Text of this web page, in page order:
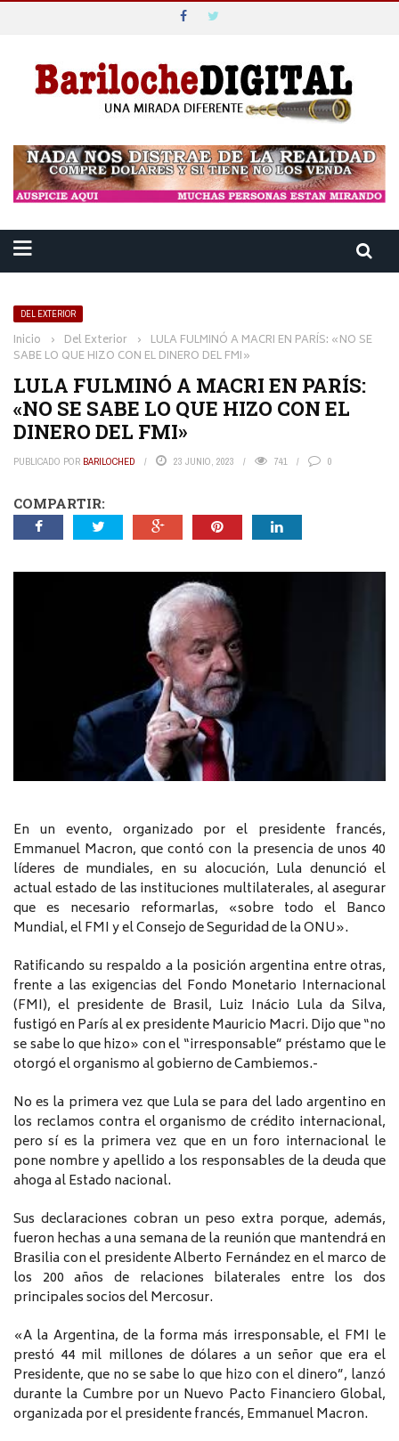
DEL EXTERIOR
Inicio › Del Exterior › LULA FULMINÓ A MACRI EN PARÍS: «NO SE
SABE LO QUE HIZO CON EL DINERO DEL FMI»
LULA FULMINÓ A MACRI EN PARÍS:
«NO SE SABE LO QUE HIZO CON EL
DINERO DEL FMI»
PUBLICADO POR BARILOCHED 23 JUNIO, 2023 741 0
COMPARTIR:
En un evento, organizado por el presidente francés,
Emmanuel Macron, que contó con la presencia de unos 40
líderes de mundiales, en su alocución, Lula denunció el
actual estado de las instituciones multilaterales, al asegurar
que es necesario reformarlas, «sobre todo el Banco
Mundial, el FMI y el Consejo de Seguridad de la ONU».
Ratificando su respaldo a la posición argentina entre otras,
frente a las exigencias del Fondo Monetario Internacional
(FMI), el presidente de Brasil, Luiz Inácio Lula da Silva,
fustigó en París al ex presidente Mauricio Macri. Dijo que “no
se sabe lo que hizo» con el “irresponsable” préstamo que le
otorgó el organismo al gobierno de Cambiemos.-
No es la primera vez que Lula se para del lado argentino en
los reclamos contra el organismo de crédito internacional,
pero sí es la primera vez que en un foro internacional le
pone nombre y apellido a los responsables de la deuda que
ahoga al Estado nacional.
Sus declaraciones cobran un peso extra porque, además,
fueron hechas a una semana de la reunión que mantendrá en
Brasilia con el presidente Alberto Fernández en el marco de
los 200 años de relaciones bilaterales entre los dos
principales socios del Mercosur.
«A la Argentina, de la forma más irresponsable, el FMI le
prestó 44 mil millones de dólares a un señor que era el
Presidente, que no se sabe lo que hizo con el dinero”, lanzó
durante la Cumbre por un Nuevo Pacto Financiero Global,
organizada por el presidente francés, Emmanuel Macron.